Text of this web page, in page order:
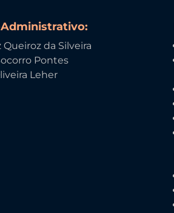
da Silveira
Pontes
Leher